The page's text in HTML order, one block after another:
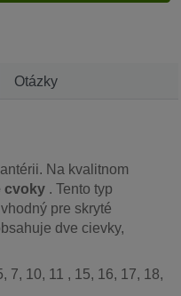
Otázky
Na kvalitnom
cvoky . Tento typ
pre skryté
dve cievky,
7, 10, 11 , 15, 16, 17, 18,